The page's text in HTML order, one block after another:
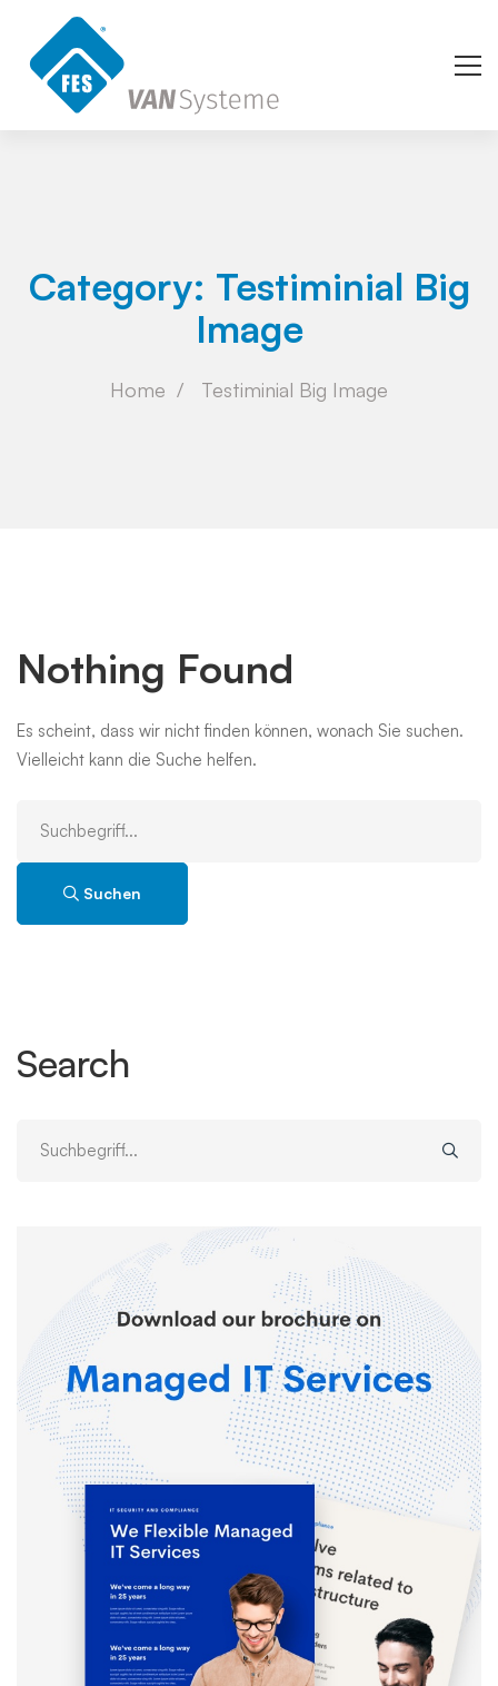
Category: Testiminial Big
Image
Home Testiminial Big Image
Nothing Found
Es scheint, dass wir nicht finden können, wonach Sie suchen.
Vielleicht kann die Suche helfen.
nach:
Suchen
Search
nach: